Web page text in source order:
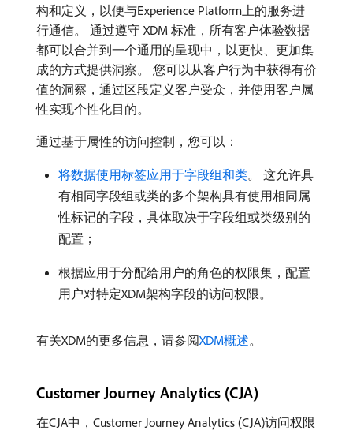
构和定义，以便与Experience Platform上的服务进
行通信。 通过遵守 XDM 标准，所有客户体验数据
都可以合并到一个通用的呈现中，以更快、更加集
成的方式提供洞察。 您可以从客户行为中获得有价
值的洞察，通过区段定义客户受众，并使用客户属
性实现个性化目的。
通过基于属性的访问控制，您可以：
将数据使用标签应用于字段组和类。 这允许具
有相同字段组或类的多个架构具有使用相同属
性标记的字段，具体取决于字段组或类级别的
配置；
根据应用于分配给用户的角色的权限集，配置
用户对特定XDM架构字段的访问权限。
有关XDM的更多信息，请参阅XDM概述。
Customer Journey Analytics (CJA)
在CJA中，Customer Journey Analytics (CJA)访问权限